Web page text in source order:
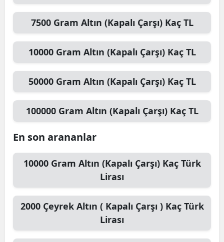
7500 Gram Altın (Kapalı Çarşı)Kaç TL
10000 Gram Altın (Kapalı Çarşı)Kaç TL
50000 Gram Altın (Kapalı Çarşı)Kaç TL
100000 Gram Altın (Kapalı Çarşı)Kaç TL
En son arananlar
10000 Gram Altın (Kapalı Çarşı)Kaç Türk
Lirası
2000 Çeyrek Altın ( Kapalı Çarşı )Kaç Türk
Lirası